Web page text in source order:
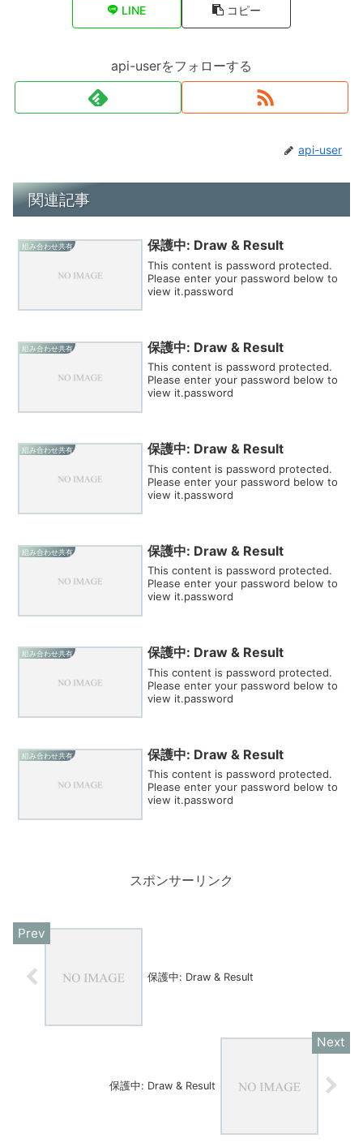
LINE コピー
api-userをフォローする
api-user
関連記事
組み合わせ共有 保護中: Draw & Result
This content is password protected.
Please enter your password below to
view it.password
組み合わせ共有 保護中: Draw & Result
This content is password protected.
Please enter your password below to
view it.password
組み合わせ共有 保護中: Draw & Result
This content is password protected.
Please enter your password below to
view it.password
組み合わせ共有 保護中: Draw & Result
This content is password protected.
Please enter your password below to
view it.password
組み合わせ共有 保護中: Draw & Result
This content is password protected.
Please enter your password below to
view it.password
組み合わせ共有 保護中: Draw & Result
This content is password protected.
Please enter your password below to
view it.password
スポンサーリンク
保護中: Draw & Result
保護中: Draw & Result